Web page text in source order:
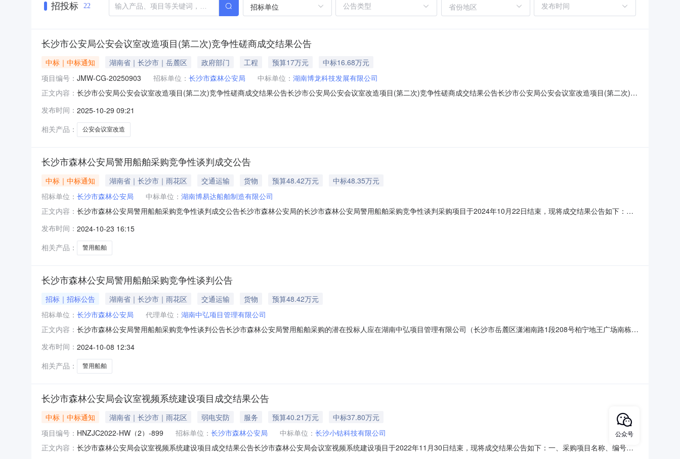
招投标 22 招标单位 省份地区
长沙市公安局公安会议室改造项目(第二次)竞争性磋商成交结果公告
中标｜中标通知 湖南省｜长沙市｜岳麓区 政府部门 工程 预算17万元
中标16.68万元
项目编号： JMW-CG-20250903 招标单位： 长沙市森林公安局 中标单位： 湖南博龙科技发展有限公司
正文内容： 长沙市公安局公安会议室改造项目(第二次)竞争性磋商成交结果公告长沙市公安局公安会议室改造项目(第二次)竞争性磋商成交结果公告长沙市公安局公安会议室改造项目(第二次)磋
JMW-CG-20250903预算金额:170000.00元二、供应商产生方式：（√）公告邀请（）供应商库抽取（）采购人、专
发布时间： 2025-10-29 09:21
相关产品：
公安会议室改造
长沙市森林公安局警用船舶采购竞争性谈判成交公告
中标｜中标通知 湖南省｜长沙市｜雨花区 交通运输 货物 预算48.42万元
中标48.35万元
招标单位： 长沙市森林公安局 中标单位： 湖南博易达船舶制造有限公司
正文内容： 长沙市森林公安局警用船舶采购竞争性谈判成交公告长沙市森林公安局的长沙市森林公安局警用船舶采购竞争性谈判采购项目于2024年10月22日结束，现将成交结果公告如下：
告邀请（）供应商库抽取（）采购人、专家推荐五、谈判情况序号成交候选供应商总价（元）推荐成交排序1湖南博易达船舶制造有限公司483500.00第一成交候选人2湖南三环船舶
工程有
发布时间： 2024-10-23 16:15
相关产品：
警用船舶
长沙市森林公安局警用船舶采购竞争性谈判公告
招标｜招标公告 湖南省｜长沙市｜雨花区 交通运输 货物
预算48.42万元
招标单位： 长沙市森林公安局 代理单位： 湖南中弘项目管理有限公司
正文内容： 长沙市森林公安局警用船舶采购竞争性谈判公告长沙市森林公安局警用船舶采购的潜在投标人应在湖南中弘项目管理有限公司（长沙市岳麓区潇湘南路1段208号柏宁地王广场南栋
船舶采购采购方式：竞争性谈判预算金额:484236.27元采购需求：详见采购文件其他采购需求说明：详见采购需求二、申请人的资格要求：1、满足《中华人民共和国政府采购法》
发布时间： 2024-10-08 12:34
相关产品：
警用船舶
长沙市森林公安局会议室视频系统建设项目成交结果公告
中标｜中标通知 湖南省｜长沙市｜雨花区 弱电安防 服务 预算40.21万元
中标37.80万元
项目编号： HNZJC2022-HW（2）-899 招标单位： 长沙市森林公安局 中标单位： 长沙小钴科技有限公司
正文内容： 长沙市森林公安局会议室视频系统建设项目成交结果公告长沙市森林公安局会议室视频系统建设项目于2022年11月30日结束，现将成交结果公告如下：一、采购项目名称、编号采
公众号